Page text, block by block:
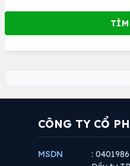
CÔNG TY CỔ
MSDN
: